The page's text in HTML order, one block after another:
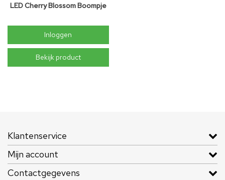
LED Cherry Blossom Boompje
Inloggen
Bekijk product
Klantenservice
Mijn account
Contactgegevens